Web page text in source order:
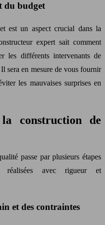
du budget
est un aspect crucial dans la
expert sait comment
les différents intervenants de
sera en mesure de vous fournir
les mauvaises surprises en
construction de
passe par plusieurs étapes
réalisées avec rigueur et
et des contraintes